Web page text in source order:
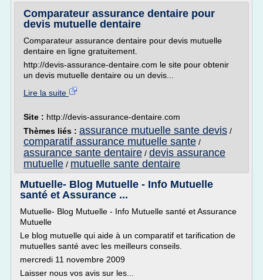
Comparateur assurance dentaire pour
devis mutuelle dentaire
Comparateur assurance dentaire pour devis mutuelle
dentaire en ligne gratuitement.
http://devis-assurance-dentaire.com le site pour obtenir
un devis mutuelle dentaire ou un devis...
Lire la suite
Site : http://devis-assurance-dentaire.com
Thèmes liés : assurance mutuelle sante devis /
comparatif assurance mutuelle sante /
assurance sante dentaire / devis assurance
mutuelle / mutuelle sante dentaire
Mutuelle- Blog Mutuelle - Info Mutuelle
santé et Assurance ...
Mutuelle- Blog Mutuelle - Info Mutuelle santé et Assurance
Mutuelle
Le blog mutuelle qui aide à un comparatif et tarification de
mutuelles santé avec les meilleurs conseils.
mercredi 11 novembre 2009
Laisser nous vos avis sur les...